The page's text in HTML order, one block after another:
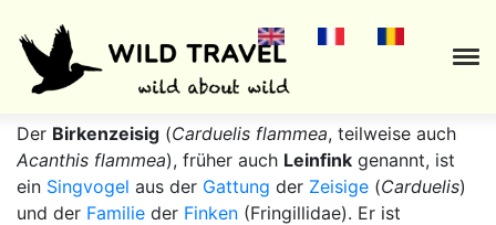
Der Birkenzeisig (Carduelis flammea, teilweise auch
Acanthis flammea), früher auch Leinfink genannt, ist
ein Singvogel aus der Gattung der Zeisige (Carduelis)
und der Familie der Finken (Fringillidae). Er ist